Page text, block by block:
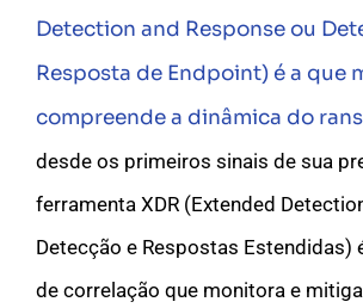
Detection and Response ou
Resposta de Endpoint) é a que
compreende a dinâmica do
desde os primeiros sinais de sua
ferramenta XDR (Extended
Detecção e Respostas Estendidas)
de correlação que monitora e